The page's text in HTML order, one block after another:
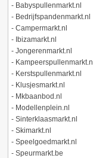
- Babyspullenmarkt.nl
- Bedrijfspandenmarkt.nl
- Campermarkt.nl
- Ibizamarkt.nl
- Jongerenmarkt.nl
- Kampeerspullenmarkt.nl
- Kerstspullenmarkt.nl
- Klusjesmarkt.nl
- Mkbaanbod.nl
- Modellenplein.nl
- Sinterklaasmarkt.nl
- Skimarkt.nl
- Speelgoedmarkt.nl
- Speurmarkt.be